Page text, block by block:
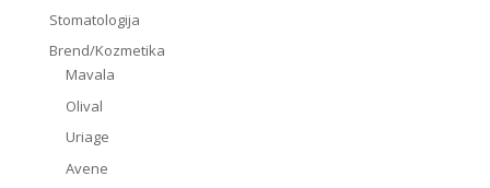
Stomatologija
Brend/Kozmetika
Mavala
Olival
Uriage
Avene